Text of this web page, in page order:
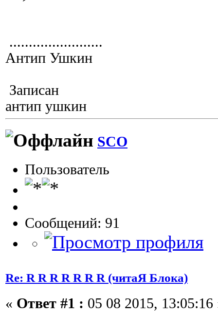
........................
Антип Ушкин
Записан
антип ушкин
SCO
Пользователь
Сообщений: 91
Re: R R R R R R R (читаЯ Блока)
« Ответ #1 : 05 08 2015, 13:05:16